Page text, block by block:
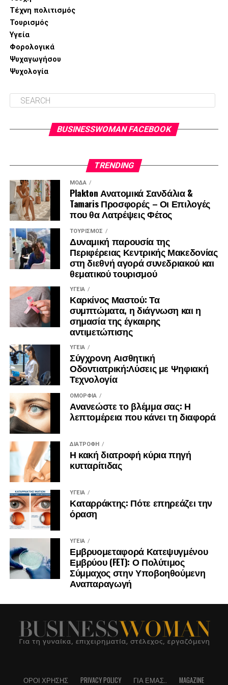
Περισσότερες πληροφορίες:
Υπεύθυνη επικοινωνίας,
Τέχνη πολιτισμός
Τουρισμός
Υγεία
Φορολογικά
Ψυχαγωγήσου
Ψυχολογία
BUSINESSWOMAN FACEBOOK
TRENDING
ΜΌΔΑ
Plakton Ανατομικά Σανδάλια &
Tamaris Προσφορές – Οι Επιλογές
που θα Λατρέψεις Φέτος
ΤΟΥΡΙΣΜΌΣ
Δυναμική παρουσία της
Περιφέρειας Κεντρικής Μακεδονίας
στη διεθνή αγορά συνεδριακού και
θεματικού τουρισμού
ΥΓΕΊΑ
Καρκίνος Μαστού: Τα
συμπτώματα, η διάγνωση και η
σημασία της έγκαιρης
αντιμετώπισης
ΥΓΕΊΑ
Σύγχρονη Αισθητική
Οδοντιατρική:Λύσεις με Ψηφιακή
Τεχνολογία
ΟΜΟΡΦΙΆ
Ανανεώστε το βλέμμα σας: Η
λεπτομέρεια που κάνει τη διαφορά
ΔΙΑΤΡΟΦΉ
Η κακή διατροφή κύρια πηγή
κυτταρίτιδας
ΥΓΕΊΑ
Καταρράκτης: Πότε επηρεάζει την
όραση
ΥΓΕΊΑ
Εμβρυομεταφορά Κατεψυγμένου
Εμβρύου (FET): Ο Πολύτιμος
Σύμμαχος στην Υποβοηθούμενη
Αναπαραγωγή
ΌΡΟΙ ΧΡΉΣΗΣ PRIVACY POLICY ΓΙΑ ΕΜΆΣ.. MAGAZINE